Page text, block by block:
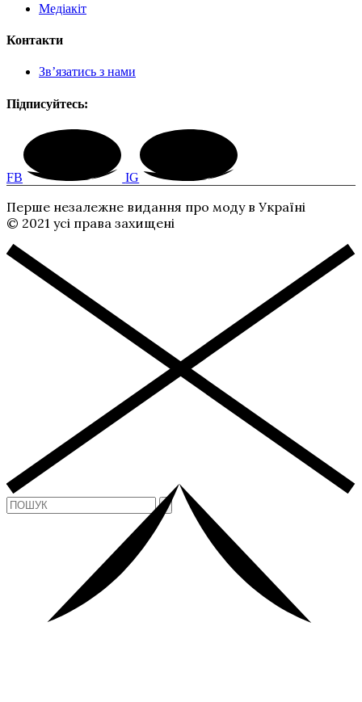
Медіакіт
Контакти
Зв’язатись з нами
Підписуйтесь:
FB IG
Перше незалежне видання про моду в Україні
© 2021 усі права захищені